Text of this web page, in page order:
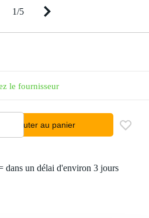
1/5
le fournisseur
Ajouter au panier
dans un délai d'environ 3 jours